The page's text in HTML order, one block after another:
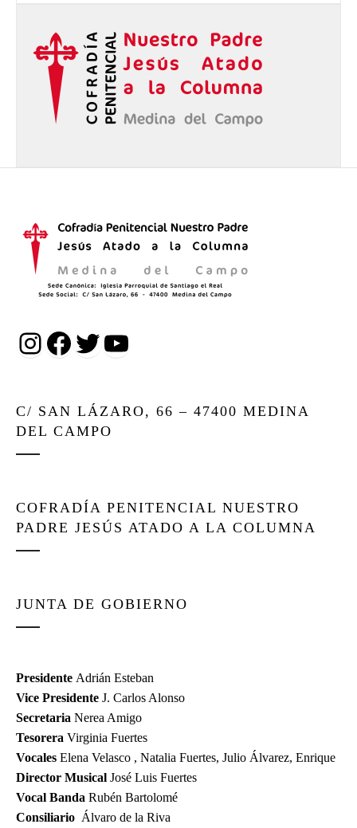
Instagram
Facebook
Twitter
YouTube
C/ SAN LÁZARO, 66 – 47400 MEDINA
DEL CAMPO
COFRADÍA PENITENCIAL NUESTRO
PADRE JESÚS ATADO A LA COLUMNA
JUNTA DE GOBIERNO
Presidente Adrián Esteban
Vice Presidente J. Carlos Alonso
Secretaria Nerea Amigo
Tesorera Virginia Fuertes
Vocales Elena Velasco , Natalia Fuertes, Julio Álvarez, Enrique
Director Musical José Luis Fuertes
Vocal Banda Rubén Bartolomé
Consiliario Álvaro de la Riva